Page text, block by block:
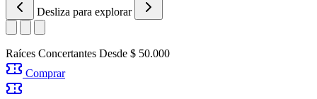
Desliza para explorar
Raíces Concertantes Desde $ 50.000
Comprar